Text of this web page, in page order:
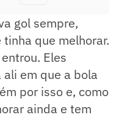
gol sempre,
que melhorar.
Eles
em que a bola
por isso e, como
ainda e tem